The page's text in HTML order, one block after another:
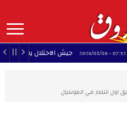
contenu
principal
MAIN
NAVIGATION
جيش الاحتلال يعلن مقتل جنديين
اول انتصار في المونديال